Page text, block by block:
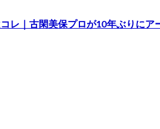
レ｜古閑美保プロが10年ぶりにア